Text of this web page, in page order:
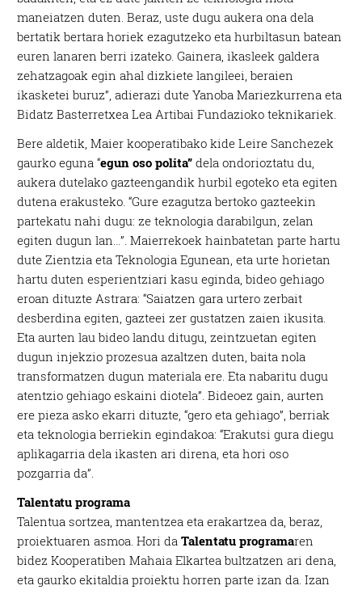
maneiatzen duten. Beraz, uste dugu aukera ona dela
bertatik bertara horiek ezagutzeko eta hurbiltasun batean
euren lanaren berri izateko. Gainera, ikasleek galdera
zehatzagoak egin ahal dizkiete langileei, beraien
ikasketei buruz”, adierazi dute Yanoba Mariezkurrena eta
Bidatz Basterretxea Lea Artibai Fundazioko teknikariek.
Bere aldetik, Maier kooperatibako kide Leire Sanchezek
gaurko eguna “egun oso polita” dela ondorioztatu du,
aukera dutelako gazteengandik hurbil egoteko eta egiten
dutena erakusteko. “Gure ezagutza bertoko gazteekin
partekatu nahi dugu: ze teknologia darabilgun, zelan
egiten dugun lan…”. Maierrekoek hainbatetan parte hartu
dute Zientzia eta Teknologia Egunean, eta urte horietan
hartu duten esperientziari kasu eginda, bideo gehiago
eroan dituzte Astrara: “Saiatzen gara urtero zerbait
desberdina egiten, gazteei zer gustatzen zaien ikusita.
Eta aurten lau bideo landu ditugu, zeintzuetan egiten
dugun injekzio prozesua azaltzen duten, baita nola
transformatzen dugun materiala ere. Eta nabaritu dugu
atentzio gehiago eskaini diotela”. Bideoez gain, aurten
ere pieza asko ekarri dituzte, “gero eta gehiago”, berriak
eta teknologia berriekin egindakoa: “Erakutsi gura diegu
aplikagarria dela ikasten ari direna, eta hori oso
pozgarria da”.
Talentatu programa
Talentua sortzea, mantentzea eta erakartzea da, beraz,
proiektuaren asmoa. Hori da Talentatu programaren
bidez Kooperatiben Mahaia Elkartea bultzatzen ari dena,
eta gaurko ekitaldia proiektu horren parte izan da. Izan